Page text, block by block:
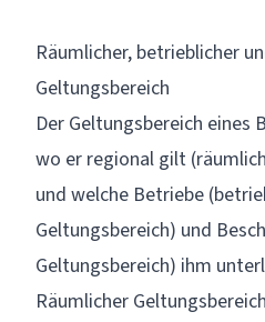
Räumlicher, betrieblicher
Geltungsbereich
Der Geltungsbereich
wo er regional gilt
und welche Betriebe
Geltungsbereich) und
Geltungsbereich) ihm
Räumlicher